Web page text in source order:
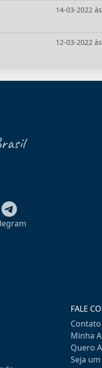
14-03-2022
12-03-2022
FALE
Contato
Minha
Quero
Seja